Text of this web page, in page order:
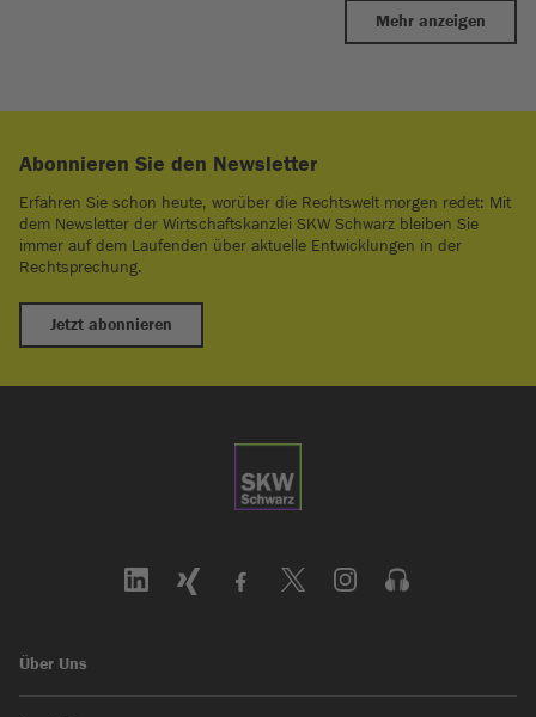
Mehr anzeigen
Abonnieren Sie den Newsletter
Erfahren Sie schon heute, worüber die Rechtswelt morgen redet: Mit
dem Newsletter der Wirtschaftskanzlei SKW Schwarz bleiben Sie
immer auf dem Laufenden über aktuelle Entwicklungen in der
Rechtsprechung.
Jetzt abonnieren
Über Uns